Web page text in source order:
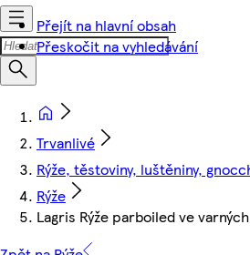
Přejít na hlavní obsah
Přeskočit na vyhledávání
Trvanlivé
Rýže, těstoviny, luštěniny,
Rýže
Lagris Rýže parboiled ve